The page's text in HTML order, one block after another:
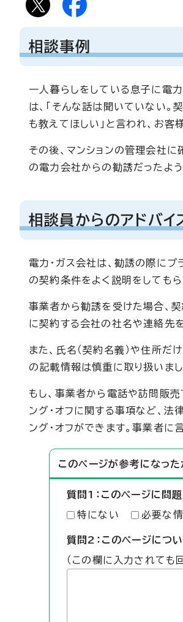
相談事例
一人暮らしをしている息子に電
は、「そんな話は聞いていない。
も教えてほしい」と言われ、お客
その後、マンションの管理会社に
の電力会社からの勧誘だったよう
相談員からのアドバイ
電力・ガス会社は、勧誘の際に
の契約条件をよく説明をしてもら
事業者から勧誘を受けた場合、
に契約する会社の社名や連絡先を
また、氏名（契約名義）や住所
の記載情報は慎重に取り扱いまし
もし、事業者から電話や訪問販
ング・オフに関する事項など、
ング・オフができます。事業者に
このページが参考になった
質問1：このページに問
特にない 必要な
質問2：このページにつ
（この欄に入力されても